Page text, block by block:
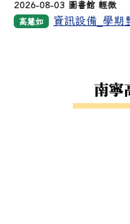
2026-08-03 圖書館 輕微
高慧如 資訊設備_學期
南寧